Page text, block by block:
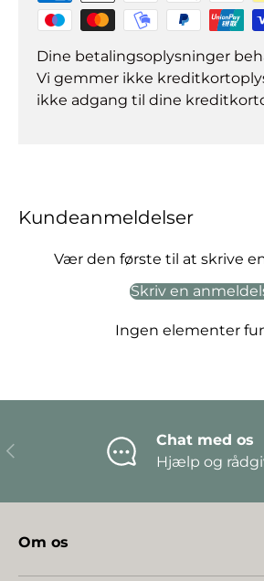
Dine betalingsoplysninger
Vi gemmer ikke
ikke adgang til dine
Kundeanmeldelser
Vær den første til at skrive
Skriv en
Ingen elementer
Forrige
Chat med os
Hjælp og
Om os